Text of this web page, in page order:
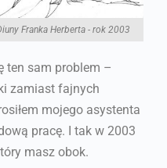
Franka Herberta - rok 2003
ten sam problem –
zamiast fajnych
mojego asystenta
pracę. I tak w 2003
masz obok.